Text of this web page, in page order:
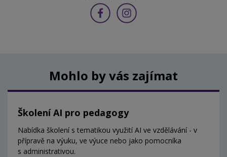
Mohlo by vás zajímat
Školení AI pro pedagogy
Nabídka školení s tematikou využití AI ve vzdělávání - v
přípravě na výuku, ve výuce nebo jako pomocníka
s administrativou.